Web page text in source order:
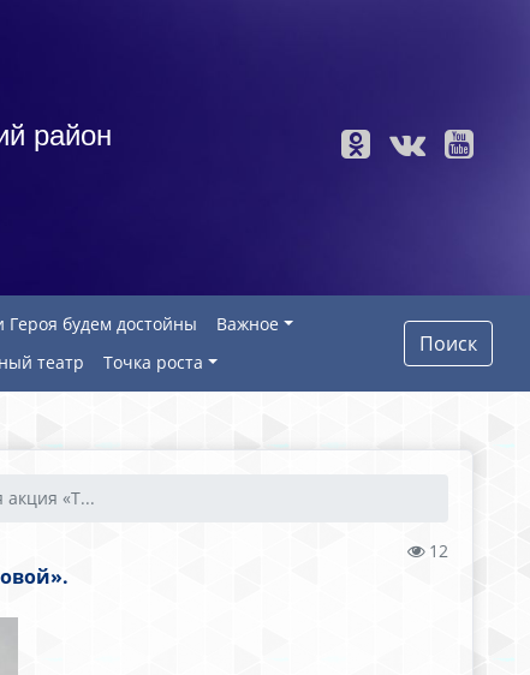
район
Героя будем достойны
Важное
театр Точка роста
Поиск
«Т...
12